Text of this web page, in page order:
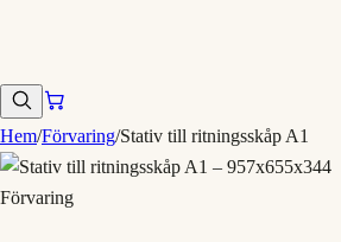
Hem/Förvaring/Stativ till ritningsskåp A1
Förvaring